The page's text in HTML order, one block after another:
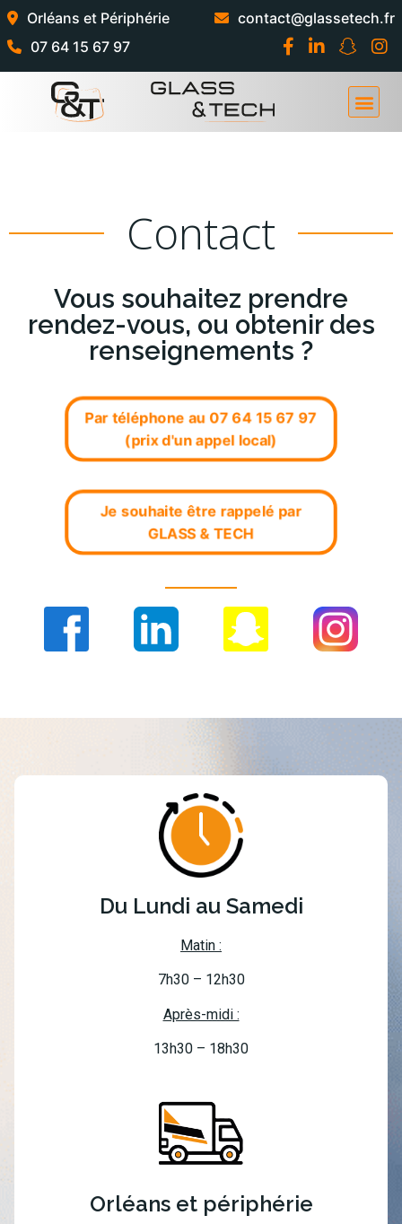
Orléans et Périphérie
contact@glassetech.fr
07 64 15 67 97
Contact
Vous souhaitez prendre
rendez-vous, ou obtenir des
renseignements ?
Par téléphone au 07 64 15 67 97
(prix d'un appel local)
Je souhaite être rappelé par
GLASS & TECH
Du Lundi au Samedi
Matin :
7h30 – 12h30
Après-midi :
13h30 – 18h30
Orléans et périphérie